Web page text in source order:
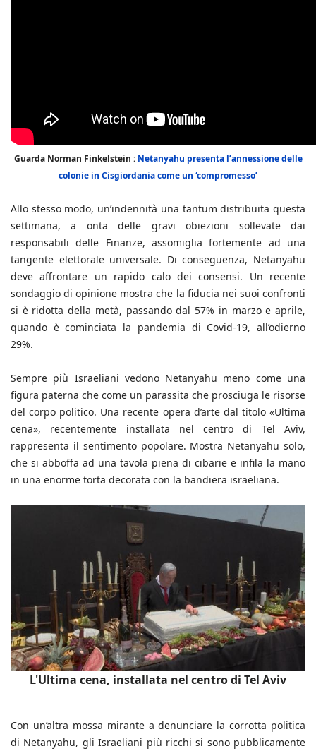
Guarda Norman Finkelstein : Netanyahu presenta l’annessione delle
colonie in Cisgiordania come un ‘compromesso’
Allo stesso modo, un’indennità una tantum distribuita questa
settimana, a onta delle gravi obiezioni sollevate dai
responsabili delle Finanze, assomiglia fortemente ad una
tangente elettorale universale. Di conseguenza, Netanyahu
deve affrontare un rapido calo dei consensi. Un recente
sondaggio di opinione mostra che la fiducia nei suoi confronti
si è ridotta della metà, passando dal 57% in marzo e aprile,
quando è cominciata la pandemia di Covid-19, all’odierno
29%.
Sempre più Israeliani vedono Netanyahu meno come una
figura paterna che come un parassita che prosciuga le risorse
del corpo politico. Una recente opera d’arte dal titolo «Ultima
cena», recentemente installata nel centro di Tel Aviv,
rappresenta il sentimento popolare. Mostra Netanyahu solo,
che si abboffa ad una tavola piena di cibarie e infila la mano
in una enorme torta decorata con la bandiera israeliana.
L'Ultima cena, installata nel centro di Tel Aviv
Con un’altra mossa mirante a denunciare la corrotta politica
di Netanyahu, gli Israeliani più ricchi si sono pubblicamente